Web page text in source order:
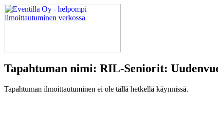
Tapahtuman nimi: RIL-Seniorit:
Tapahtuman ilmoittautuminen ei ole tällä hetkellä käynnissä.